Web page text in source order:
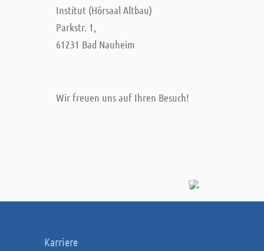
Institut (Hörsaal Altbau)
Parkstr. 1,
61231 Bad Nauheim
Wir freuen uns auf Ihren Besuch!
Karriere